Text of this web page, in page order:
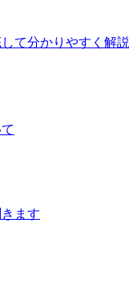
て分かりやすく解説
ます